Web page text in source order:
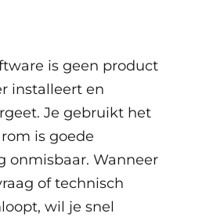
is geen product
installeert en
Je gebruikt het
is goede
onmisbaar. Wanneer
of technisch
wil je snel